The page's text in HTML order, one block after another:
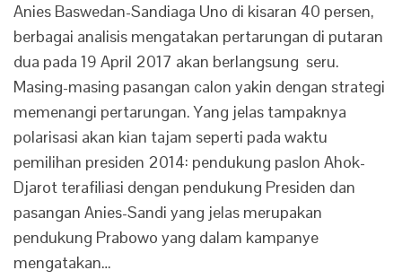
Anies Baswedan-Sandiaga Uno di kisaran 40 persen,
berbagai analisis mengatakan pertarungan di putaran
dua pada 19 April 2017 akan berlangsung seru.
Masing-masing pasangan calon yakin dengan strategi
memenangi pertarungan. Yang jelas tampaknya
polarisasi akan kian tajam seperti pada waktu
pemilihan presiden 2014: pendukung paslon Ahok-
Djarot terafiliasi dengan pendukung Presiden dan
pasangan Anies-Sandi yang jelas merupakan
pendukung Prabowo yang dalam kampanye
mengatakan…